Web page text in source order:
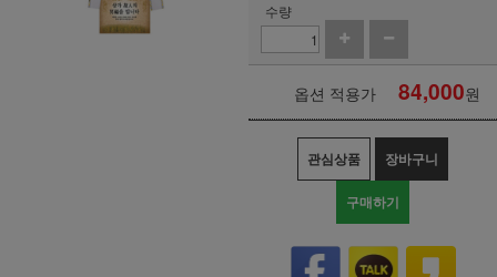
수량
옵션 적용가 84,000원
관심상품 장바구니
구매하기